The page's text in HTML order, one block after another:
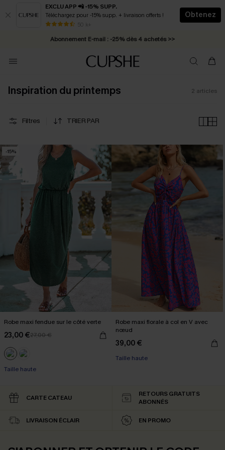
EXCLU APP 📲 -15% SUPP.
Téléchargez pour -15% supp. + livraison offerts !
50 k+
Obtenez
* Livraison éclair 2-3 jours ouvrés >>
Abonnement E-mail : -25% dès 4 achetés >>
Inspiration du printemps 2 articles
Filtres TRIER PAR
-15%
Robe maxi fendue sur le côté verte
23,00 €27,00 €
Taille haute
Robe maxi florale à col en V avec
nœud
39,00 €
Taille haute
CARTE CATEAU
RETOURS GRATUITS
ABONNÉS
LIVRAISON ÉCLAIR EN PROMO